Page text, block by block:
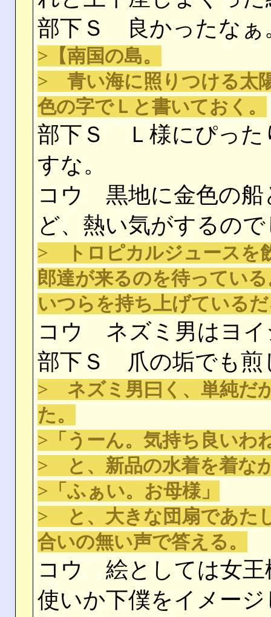
部下Ｓ 良かったなぁ
>【南国の島。
> 青い海に照りつける太
色の字でＬと書いておく。
部下Ｓ Ｌ様にぴった
すな。
コウ 黒地に金色の船
ど、熱い気がするの
> トロピカルジュースを
郎達が来るのを待ってい
いつらを持ち上げている
コウ ネズミ男はヨイ
部下Ｓ 爪の垢でも煎
> ネズミ男曰く、単純だ
た。
>「うーん。気持ち良いわ
> と、新品の水着を着な
>「ふぁい。お母様」
> と、大きな団扇であた
合いの無い声で答える。
コウ 絵としては女王
使いか下僕をイメー